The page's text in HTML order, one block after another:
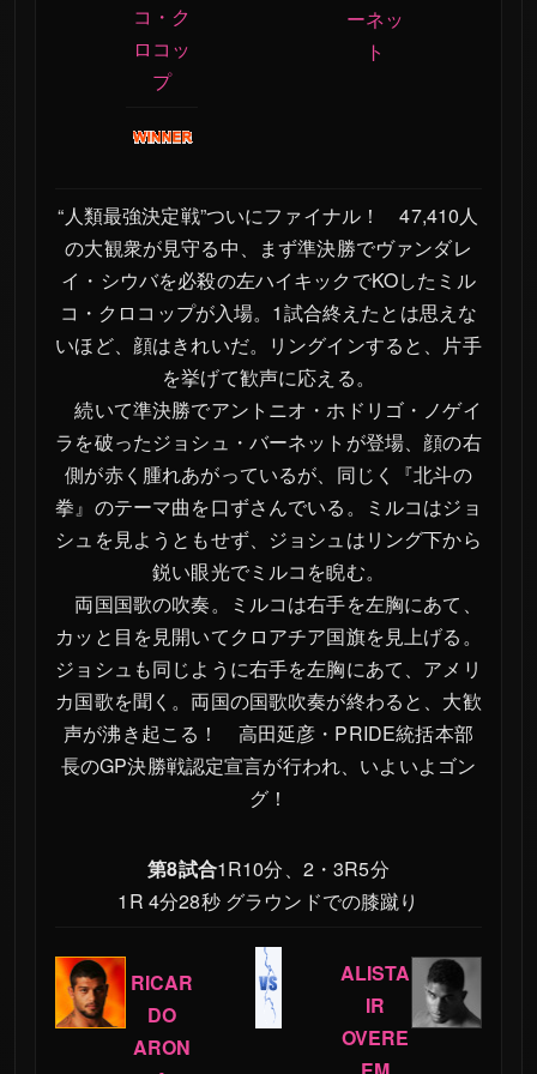
拾-
PRIDE.31
PRIDE 武士道 -其の
PRIDE GRANDPRIX
2005 決勝戦
PRIDE 武士道 -其の
PRIDE GRANDPRIX
2005 2ndROUND
PRIDE 武士道 -其の
七-
PRIDE GRANDPRIX
2005 開幕戦
PRIDE 武士道 -其の
六-
PRIDE.29
PRIDE 男祭り 2004 -
伍-
PRIDE GRANDPRIX
PRIDE 武士道 -其の
四-
PRIDE GRANDPRIX
2004 2ndROUND
コ・ク
ロコッ
プ
ーネッ
ト
“人類最強決定戦”ついにファイナル！ 47,410人
の大観衆が見守る中、まず準決勝でヴァンダレ
イ・シウバを必殺の左ハイキックでKOしたミル
コ・クロコップが入場。1試合終えたとは思えな
いほど、顔はきれいだ。リングインすると、片手
を挙げて歓声に応える。
続いて準決勝でアントニオ・ホドリゴ・ノゲイ
ラを破ったジョシュ・バーネットが登場、顔の右
側が赤く腫れあがっているが、同じく『北斗の
拳』のテーマ曲を口ずさんでいる。ミルコはジョ
シュを見ようともせず、ジョシュはリング下から
鋭い眼光でミルコを睨む。
両国国歌の吹奏。ミルコは右手を左胸にあて、
カッと目を見開いてクロアチア国旗を見上げる。
ジョシュも同じように右手を左胸にあて、アメリ
カ国歌を聞く。両国の国歌吹奏が終わると、大歓
声が沸き起こる！ 高田延彦・PRIDE統括本部
長のGP決勝戦認定宣言が行われ、いよいよゴン
グ！
第8試合1R10分、2・3R5分
1R 4分28秒 グラウンドでの膝蹴り
RICAR
DO
ARON
ALISTA
IR
OVERE